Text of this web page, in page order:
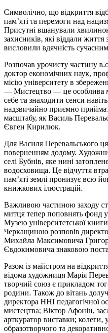
Символічно, що відкриття
пам’яті та перемоги над
Присутні вшанували
захисників, які віддали життя
висловили вдячність
Розпочав урочисту частину
доктор економічних наук,
місію університету в
— Мистецтво — це особлива
себе та знаходити сенси
надзвичайно приємно
масштабу, як Василь
Євген Кирилюк.
Для Василя Перевальського
поверненням додому.
селі Бубнів, яке нині
водосховища. Це відчуття
пам’яті землі пронизує всю
книжкових ілюстрацій.
Важливою частиною заходу
митця тепер поповнять фонд
Музею університетської
Черкащиною розповів
Михайла Максимовича
Євдокимовича знаковою
Разом із майстром на
відома художниця Марія
творчий союз є прикладом
родини. Також до вітань
директора ННІ педагогічної
мистецтва; Віктор Афонін,
арткуратор виставки; колеги,
образотворчого та